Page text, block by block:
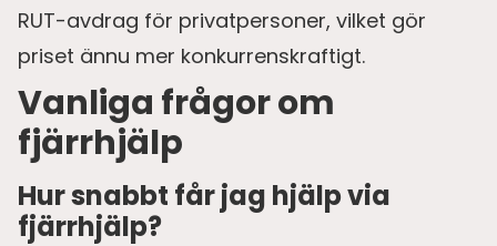
RUT-avdrag för privatpersoner, vilket gör
priset ännu mer konkurrenskraftigt.
Vanliga frågor om
fjärrhjälp
Hur snabbt får jag hjälp via
fjärrhjälp?